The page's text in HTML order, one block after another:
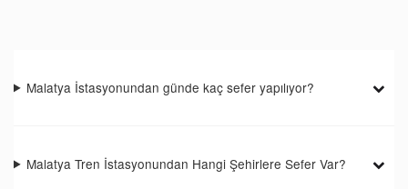
Malatya İstasyonundan günde kaç sefer yapılıyor?
Malatya Tren İstasyonundan Hangi Şehirlere Sefer Var?